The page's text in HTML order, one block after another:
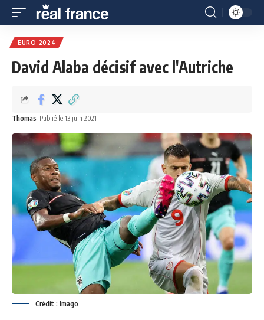
EURO 2024
David Alaba décisif avec l'Autriche
Thomas Publié le 13 juin 2021
Crédit : Imago